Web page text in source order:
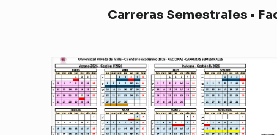
Carreras Semestrales •